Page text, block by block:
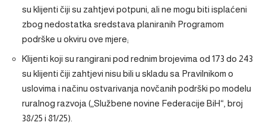
su klijenti čiji su zahtjevi potpuni, ali ne mogu biti isplaćeni
zbog nedostatka sredstava planiranih Programom
podrške u okviru ove mjere;
Klijenti koji su rangirani pod rednim brojevima od 173 do 243
su klijenti čiji zahtjevi nisu bili u skladu sa Pravilnikom o
uslovima i načinu ostvarivanja novčanih podrški po modelu
ruralnog razvoja („Službene novine Federacije BiH“, broj
38/25 i 81/25).